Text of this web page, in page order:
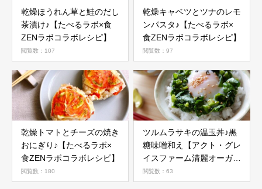
乾燥ほうれん草と鮭のだし
茶漬け♪【たべるラボ×食
ZENラボコラボレシピ】
閲覧数：107
乾燥キャベツとツナのレモ
ンパスタ♪【たべるラボ×
食ZENラボコラボレシピ】
閲覧数：97
乾燥トマトとチーズの焼き
おにぎり♪【たべるラボ×
食ZENラボコラボレシピ】
閲覧数：180
ツルムラサキの温玉丼♪黒
糖味噌和え【アクト・グレ
イスファーム清麗オーガニ
ック野菜活用レシピ】
閲覧数：63